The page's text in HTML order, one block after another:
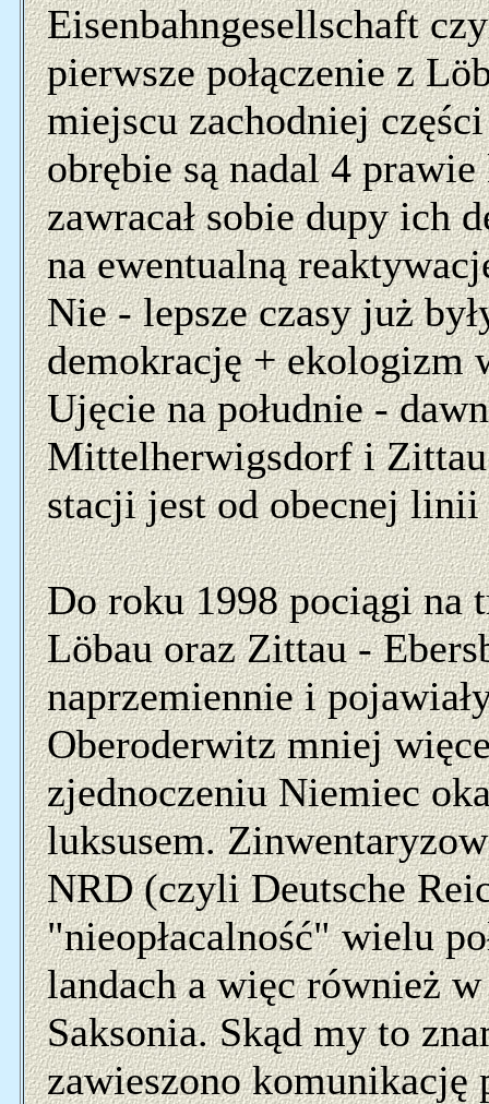
Eisenbahngesellschaft
pierwsze połączenie z
miejscu zachodniej
obrębie są nadal 4
zawracał sobie dupy ich
na ewentualną
Nie - lepsze czasy już
demokrację + ekologizm
Ujęcie na południe -
Mittelherwigsdorf i
stacji jest od obecnej
Do roku 1998 pociągi na
Löbau oraz Zittau -
naprzemiennie i
Oberoderwitz mniej
zjednoczeniu Niemiec
luksusem.
NRD (czyli Deutsche
"nieopłacalność" wielu
landach a więc również
Saksonia. Skąd my to
zawieszono komunikację